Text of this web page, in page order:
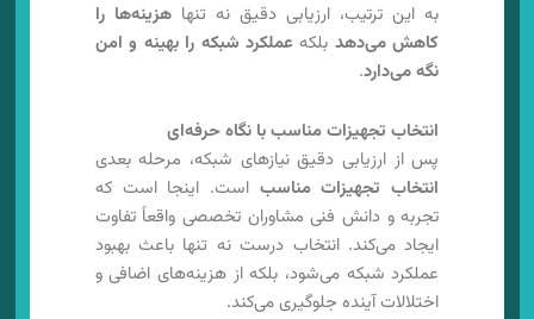
به این ترتیب، ارزیابی دقیق نه تنهاهزینه‌ها را
کاهش می‌دهد بلکه عملکرد شبکه را بهینه و امن
نگه می‌دارد.
انتخاب تجهیزات مناسب با نگاه حرفه‌ای
پس از ارزیابی دقیق نیازهای شبکه، مرحله بعدی
انتخاب تجهیزات مناسب است. اینجا است که
تجربه و دانش فنی مشاوران تخصصی واقعاً تفاوت
ایجاد می‌کند. انتخاب درست نه تنها باعث بهبود
عملکرد شبکه می‌شود، بلکه از هزینه‌های اضافی و
اختلالات آینده جلوگیری می‌کند.